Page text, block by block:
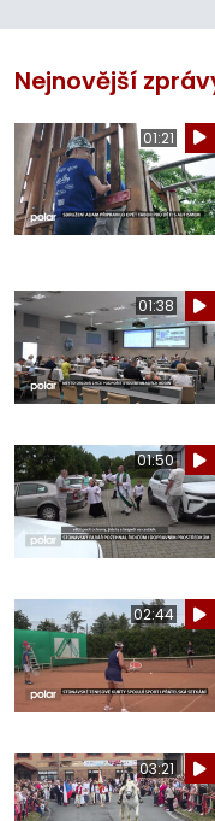
Nejnovější
01:21
01:38
01:50
02:44
03:21